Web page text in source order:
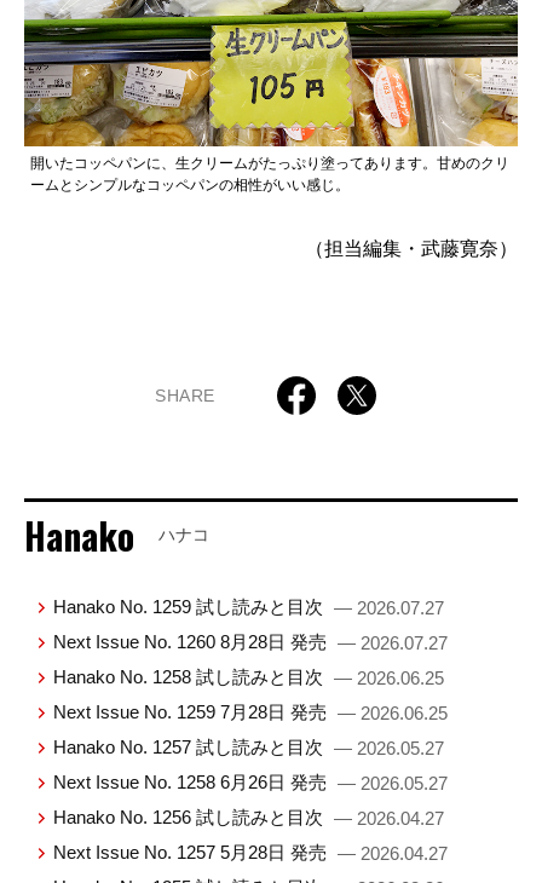
開いたコッペパンに、生クリームがたっぷり塗ってあります。甘めのクリ
ームとシンプルなコッペパンの相性がいい感じ。
（担当編集・武藤寛奈）
SHARE
Hanako ハナコ
Hanako No. 1259 試し読みと目次 — 2026.07.27
Next Issue No. 1260 8月28日 発売 — 2026.07.27
Hanako No. 1258 試し読みと目次 — 2026.06.25
Next Issue No. 1259 7月28日 発売 — 2026.06.25
Hanako No. 1257 試し読みと目次 — 2026.05.27
Next Issue No. 1258 6月26日 発売 — 2026.05.27
Hanako No. 1256 試し読みと目次 — 2026.04.27
Next Issue No. 1257 5月28日 発売 — 2026.04.27